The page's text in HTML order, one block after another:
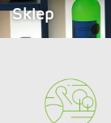
Sklep